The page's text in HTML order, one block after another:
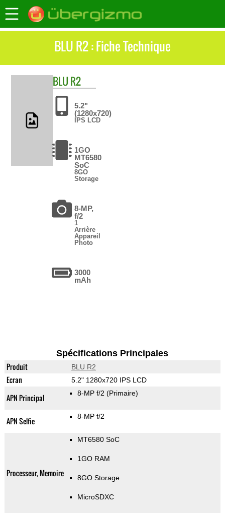
BLU R2 : Fiche Technique
BLUR2
5.2"
(1280x720)
IPS LCD
1GO
MT6580
SoC
8GO
Storage
8-MP,
f/2
1
Arrière
Appareil
Photo
3000
mAh
Spécifications Principales
Produit BLU R2
Ecran 5.2" 1280x720 IPS LCD
APN Principal 8-MP f/2 (Primaire)
APN Selfie 8-MP f/2
Processeur, Memoire
MT6580 SoC
1GO RAM
8GO Storage
MicroSDXC